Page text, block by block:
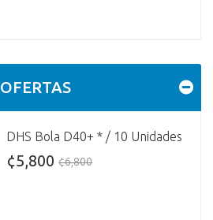
OFERTAS
DHS Bola D40+ * / 10 Unidades
¢5,800 ¢6,800